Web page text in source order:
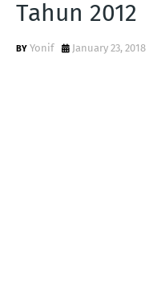
Tahun 2012
Yonif January 23, 2018